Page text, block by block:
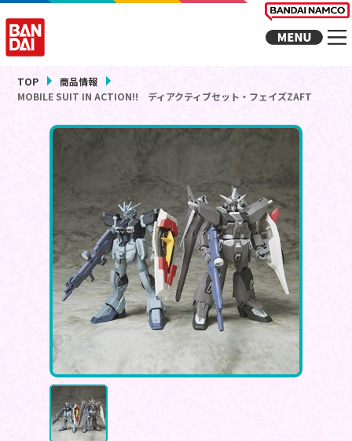
TOP
商品情報
MOBILE SUIT IN ACTION!! ディアクティブセット・フェイズZAFT